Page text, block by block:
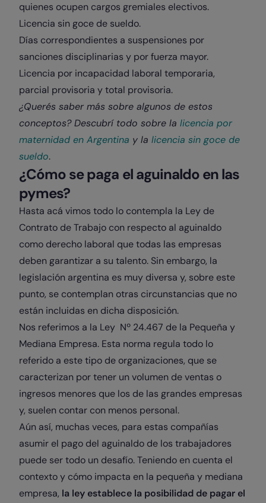
quienes ocupen cargos gremiales electivos.
Licencia sin goce de sueldo.
Días correspondientes a suspensiones por
sanciones disciplinarias y por fuerza mayor.
Licencia por incapacidad laboral temporaria,
parcial provisoria y total provisoria.
¿Querés saber más sobre algunos de estos
conceptos? Descubrí todo sobre la licencia por
maternidad en Argentina y la licencia sin goce de
sueldo.
¿Cómo se paga el aguinaldo en las
pymes?
Hasta acá vimos todo lo contempla la Ley de
Contrato de Trabajo con respecto al aguinaldo
como derecho laboral que todas las empresas
deben garantizar a su talento. Sin embargo, la
legislación argentina es muy diversa y, sobre este
punto, se contemplan otras circunstancias que no
están incluidas en dicha disposición.
Nos referimos a la Ley Nº 24.467 de la Pequeña y
Mediana Empresa. Esta norma regula todo lo
referido a este tipo de organizaciones, que se
caracterizan por tener un volumen de ventas o
ingresos menores que los de las grandes empresas
y, suelen contar con menos personal.
Aún así, muchas veces, para estas compañías
asumir el pago del aguinaldo de los trabajadores
puede ser todo un desafío. Teniendo en cuenta el
contexto y cómo impacta en la pequeña y mediana
empresa, la ley establece la posibilidad de pagar el